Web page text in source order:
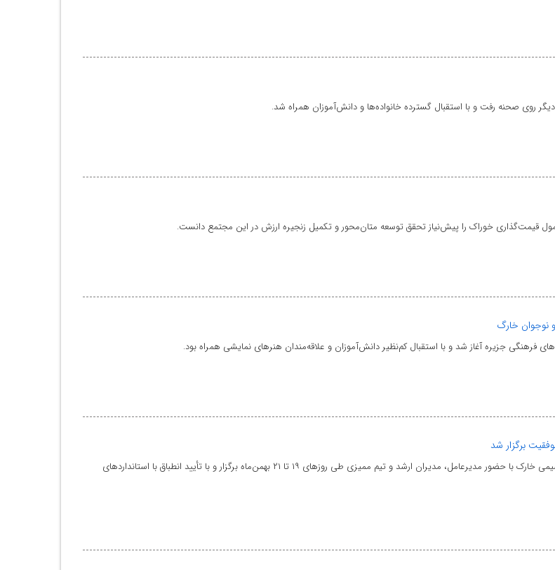
روی صحنه رفت و با استقبال گسترده خانواده‌ها و دانش‌آموزان همراه شد.
قیمت‌گذاری خوراک را پیش‌نیاز تحقق توسعه متان‌محور و تکمیل زنجیره ارزش در این مجتمع دانست.
نوجوان خارگ
فرهنگی جزیره آغاز شد و با استقبال کم‌نظیر دانش‌آموزان و علاقه‌مندان هنرهای نمایشی همراه بود.
برگزار شد
بیست‌ودومین دوره ممیزی خارجی سیستم مدیریت یکپارچه (IMS) در شرکت پتروشیمی خارک با حضور مدیرعامل، مدیران ارشد و تیم ممیزی طی روزهای ۱۹ تا ۲۱ بهمن‌ماه برگزار و با تأیید انطباق با استانداردهای